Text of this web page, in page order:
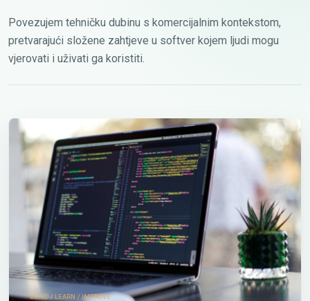
Povezujem tehničku dubinu s komercijalnim kontekstom,
pretvarajući složene zahtjeve u softver kojem ljudi mogu
vjerovati i uživati ga koristiti.
BUILD / LEARN / IMPROVE